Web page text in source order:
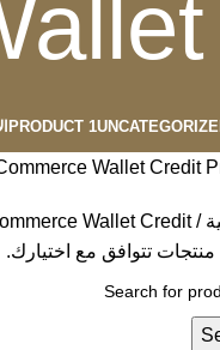
1 PRODUCT
Wallet Credit
Wallet Credit
منتجات تتوافق مع اختيارك.